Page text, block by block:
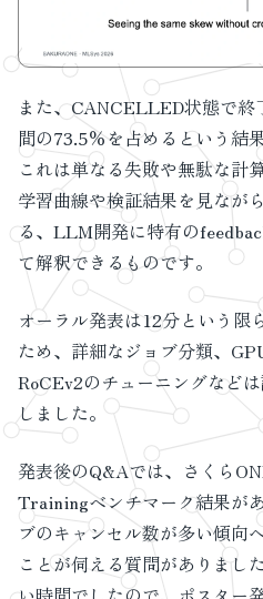
また、CANCELLED状態で
間の73.5%を占めるという結
これは単なる失敗や無駄な計
学習曲線や検証結果を見なが
る、LLM開発に特有の
て解釈できるものです。
オーラル発表は12分という限
ため、詳細なジョブ分類、
RoCEv2のチューニングなど
しました。
発表後のQ&Aでは、さくら
Trainingベンチマーク結果が
ブのキャンセル数が多い傾向
ことが伺える質問がありまし